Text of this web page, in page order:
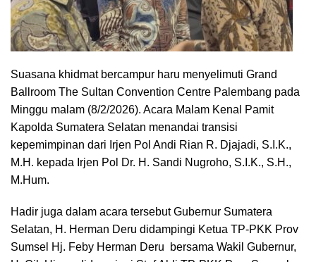
Suasana khidmat bercampur haru menyelimuti Grand
Ballroom The Sultan Convention Centre Palembang pada
Minggu malam (8/2/2026). Acara Malam Kenal Pamit
Kapolda Sumatera Selatan menandai transisi
kepemimpinan dari Irjen Pol Andi Rian R. Djajadi, S.I.K.,
M.H. kepada Irjen Pol Dr. H. Sandi Nugroho, S.I.K., S.H.,
M.Hum.
Hadir juga dalam acara tersebut Gubernur Sumatera
Selatan, H. Herman Deru didampingi Ketua TP-PKK Prov
Sumsel Hj. Feby Herman Deru bersama Wakil Gubernur,